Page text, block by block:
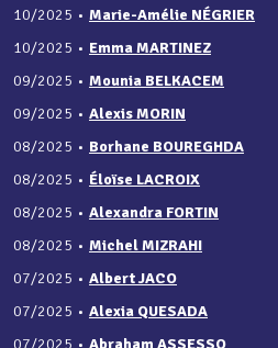
10/2025 • Marie-Amélie NÉGRIER
10/2025 • Emma MARTINEZ
09/2025 • Mounia BELKACEM
09/2025 • Alexis MORIN
08/2025 • Borhane BOUREGHDA
08/2025 • Éloïse LACROIX
08/2025 • Alexandra FORTIN
08/2025 • Michel MIZRAHI
07/2025 • Albert JACO
07/2025 • Alexia QUESADA
07/2025 • Abraham ASSESSO